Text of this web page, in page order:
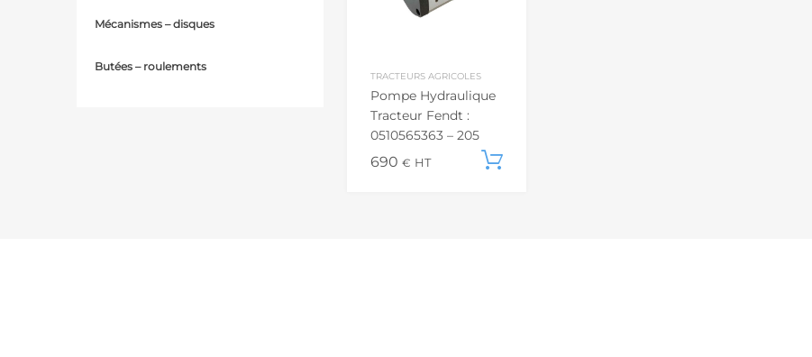
TRACTEURS AGRICOLES
Pompe Hydraulique
Tracteur Fendt :
0510565363 – 205
206 207…
690 € HT
Mécanismes – disques
Butées – roulements